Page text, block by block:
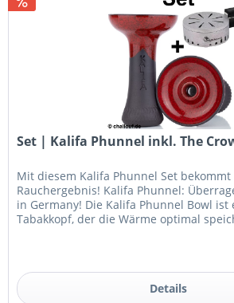
Set | Kalifa Phunnel inkl. The
Mit diesem Kalifa Phunnel Set
Rauchergebnis! Kalifa Phunnel:
in Germany! Die Kalifa Phunnel Bowl ist
Tabakkopf, der die Wärme optimal
Details